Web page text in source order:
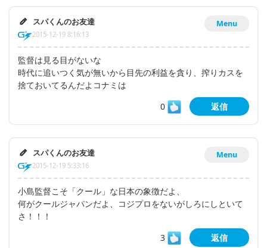
Menu
スパくんのお友達
2015-12-19 8:16:13
監督は見る目がないな
時代に追いつく気が無いから目先の利益を貪り、搾りカスを
捨ておいてるんだよコナミは
0
返信
Menu
スパくんのお友達
2015-12-19 5:33:16
小島監督こそ「クール」な日本の象徴だよ、
何がクールジャパンだよ、コジプロをないがしろにしといて
さ！！！
3
返信